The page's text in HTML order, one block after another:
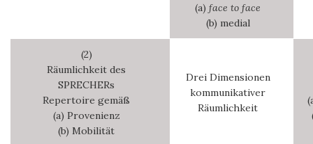
(a) face to face
(b) medial
(2)
Räumlichkeit des
SPRECHERs
Repertoire gemäß
(a) Provenienz
(b) Mobilität
Drei Dimensionen
kommunikativer
Räumlichkeit